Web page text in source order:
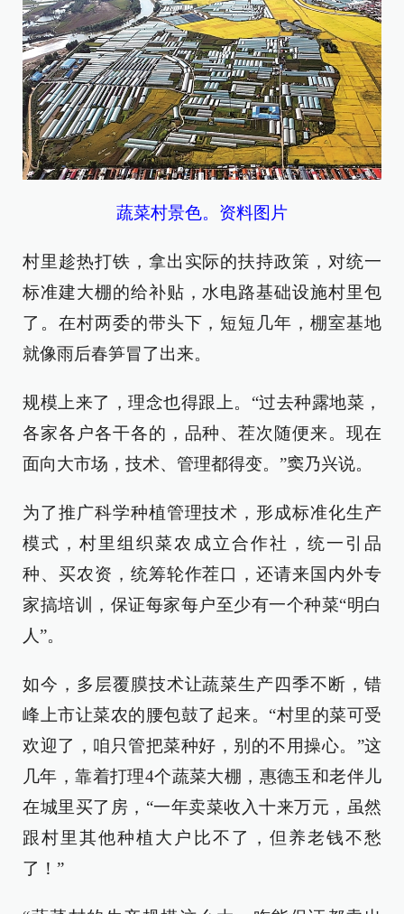
蔬菜村景色。资料图片
村里趁热打铁，拿出实际的扶持政策，对统一
标准建大棚的给补贴，水电路基础设施村里包
了。在村两委的带头下，短短几年，棚室基地
就像雨后春笋冒了出来。
规模上来了，理念也得跟上。“过去种露地菜，
各家各户各干各的，品种、茬次随便来。现在
面向大市场，技术、管理都得变。”窦乃兴说。
为了推广科学种植管理技术，形成标准化生产
模式，村里组织菜农成立合作社，统一引品
种、买农资，统筹轮作茬口，还请来国内外专
家搞培训，保证每家每户至少有一个种菜“明白
人”。
如今，多层覆膜技术让蔬菜生产四季不断，错
峰上市让菜农的腰包鼓了起来。“村里的菜可受
欢迎了，咱只管把菜种好，别的不用操心。”这
几年，靠着打理4个蔬菜大棚，惠德玉和老伴儿
在城里买了房，“一年卖菜收入十来万元，虽然
跟村里其他种植大户比不了，但养老钱不愁
了！”